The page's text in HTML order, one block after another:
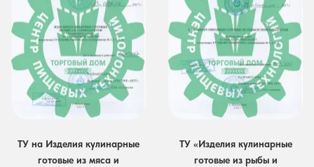
ТУ на Изделия кулинарные
готовые из мяса и
ТУ «Изделия кулинарные
готовые из рыбы и